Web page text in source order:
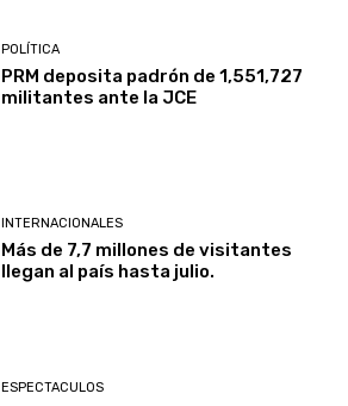
POLÍTICA
PRM deposita padrón de 1,551,727
militantes ante la JCE
INTERNACIONALES
Más de 7,7 millones de visitantes
llegan al país hasta julio.
ESPECTACULOS